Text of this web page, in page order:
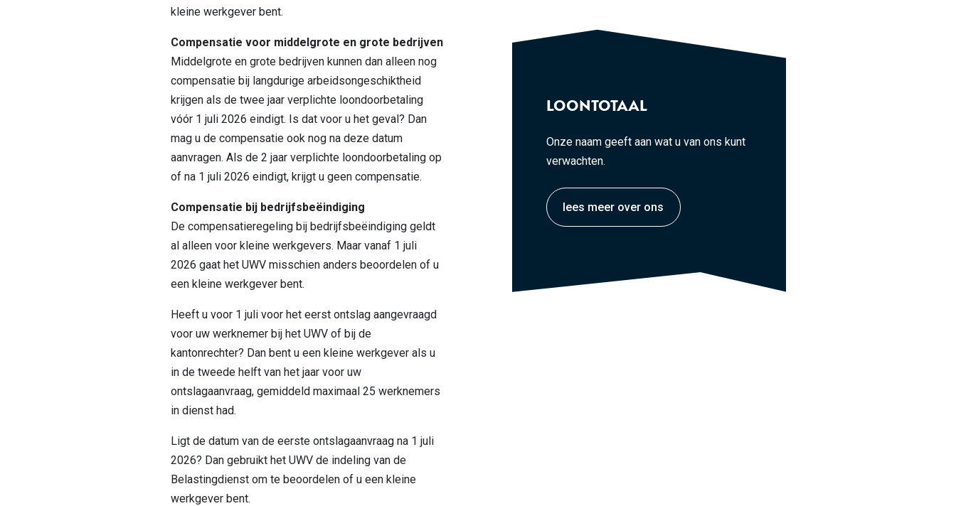
kleine werkgever bent.
Compensatie voor middelgrote en grote bedrijven
Middelgrote en grote bedrijven kunnen dan alleen nog
compensatie bij langdurige arbeidsongeschiktheid
krijgen als de twee jaar verplichte loondoorbetaling
vóór 1 juli 2026 eindigt. Is dat voor u het geval? Dan
mag u de compensatie ook nog na deze datum
aanvragen. Als de 2 jaar verplichte loondoorbetaling op
of na 1 juli 2026 eindigt, krijgt u geen compensatie.
Compensatie bij bedrijfsbeëindiging
De compensatieregeling bij bedrijfsbeëindiging geldt
al alleen voor kleine werkgevers. Maar vanaf 1 juli
2026 gaat het UWV misschien anders beoordelen of u
een kleine werkgever bent.
Heeft u voor 1 juli voor het eerst ontslag aangevraagd
voor uw werknemer bij het UWV of bij de
kantonrechter? Dan bent u een kleine werkgever als u
in de tweede helft van het jaar voor uw
ontslagaanvraag, gemiddeld maximaal 25 werknemers
in dienst had.
Ligt de datum van de eerste ontslagaanvraag na 1 juli
2026? Dan gebruikt het UWV de indeling van de
Belastingdienst om te beoordelen of u een kleine
werkgever bent.
LOONTOTAAL
Onze naam geeft aan wat u van ons kunt
verwachten.
lees meer over ons